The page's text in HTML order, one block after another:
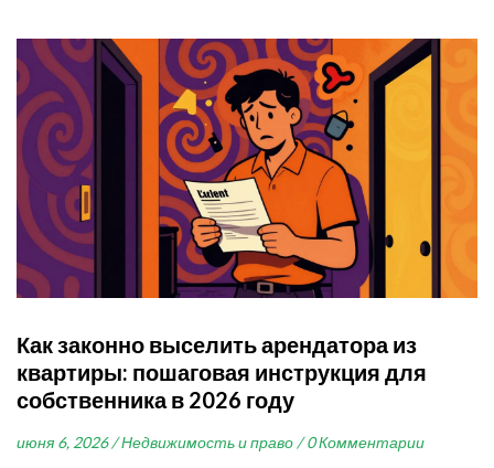
Как законно выселить арендатора из
квартиры: пошаговая инструкция для
собственника в 2026 году
июня 6, 2026 / Недвижимость и право / 0 Комментарии